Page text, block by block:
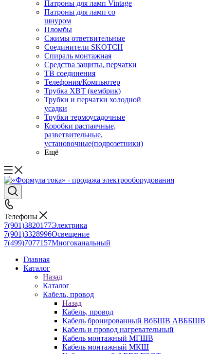
Патроны для ламп Vintage
Патроны для ламп со
шнуром
Пломбы
Сжимы ответвительные
Соединители SKOTCH
Спираль монтажная
Средства защиты, перчатки
ТВ соединения
Телефония/Компьютер
Трубка ХВТ (кембрик)
Трубки и перчатки холодной
усадки
Трубки термоусадочные
Коробки распаячные,
разветвительные,
установочные(подрозетники)
Ещё
Телефоны
7(901)3820177Электрика
7(901)3328996Освещение
7(499)7077157Многоканальный
Главная
Каталог
Назад
Каталог
Кабель, провод
Назад
Кабель, провод
Кабель бронированный ВбБШВ АВББШВ
Кабель и провод нагревательный
Кабель монтажный МГШВ
Кабель монтажный МКШ